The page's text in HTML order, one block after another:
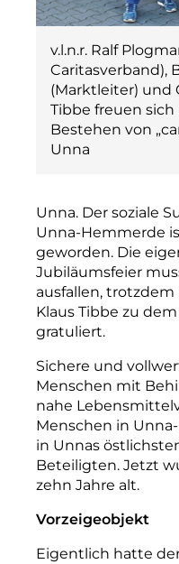
v.l.n.r. Ralf
Caritasverband),
(Marktleiter) und
Tibbe freuen
Bestehen von
Unna
Unna. Der soziale
Unna-Hemmerde
geworden. Die
Jubiläumsfeier
ausfallen,
Klaus Tibbe zu
gratuliert.
Sichere und
Menschen mit
nahe
Menschen in
in Unnas
Beteiligten. Jetzt
zehn Jahre alt.
Vorzeigeobjekt
Eigentlich hatte